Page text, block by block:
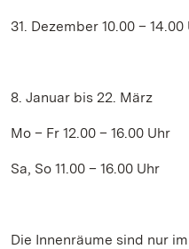
31. Dezember 10.00 – 14.00
8. Januar bis 22. März
Mo – Fr 12.00 – 16.00 Uhr
Sa, So 11.00 – 16.00 Uhr
Die Innenräume sind nur